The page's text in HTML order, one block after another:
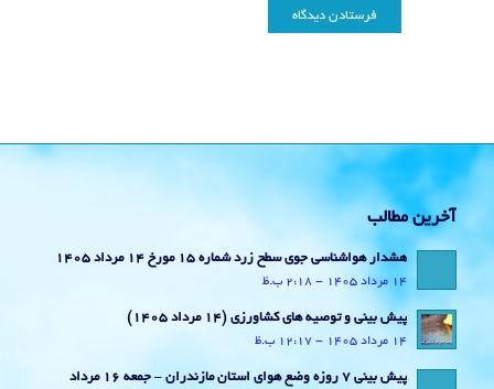
آخرین مطالب
هشدار هواشناسی جوی سطح زرد شماره 15 مورخ 14 مرداد 1405
14 مرداد 1405 - 2:18 ب.ظ
پیش بینی و توصیه های کشاورزی (14 مرداد ۱۴۰۵)
14 مرداد 1405 - 12:17 ب.ظ
پیش بینی 7 روزه وضع هوای استان مازندران – جمعه 16 مرداد